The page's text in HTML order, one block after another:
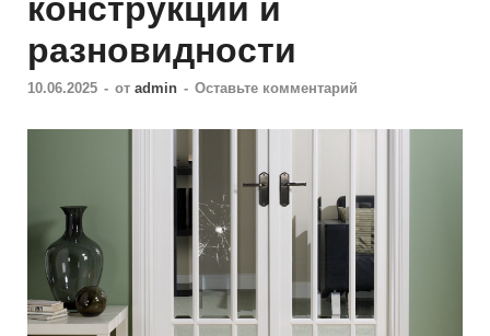
конструкции и
разновидности
10.06.2025 - от admin - Оставьте комментарий